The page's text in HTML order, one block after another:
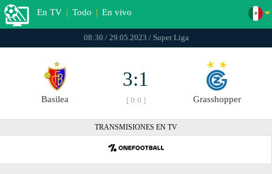
En TV | Todo | En vivo
08:30 / 29.05.2023 / Super Liga
Basilea
3:1
[ 0:0 ] Grasshopper
TRANSMISIONES EN TV